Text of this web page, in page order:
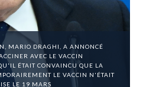
MARIO DRAGHI, A ANNONCÉ
AVEC LE VACCIN
ÉTAIT CONVAINCU QUE LA
LE VACCIN N'ÉTAIT
LE 19 MARS